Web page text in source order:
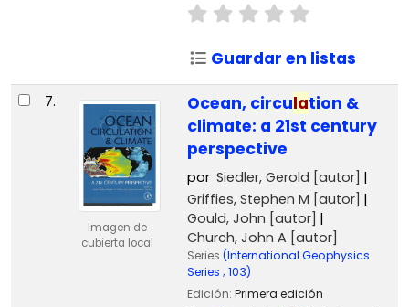
Guardar en listas
7.
Imagen de
cubierta local
Ocean, circulation &
climate: a 21st century
perspective
por Siedler, Gerold [autor]
Griffies, Stephen M [autor]
Gould, John [autor]
Church, John A [autor]
Series (International Geophysics
Series ; 103)
Edición: Primera edición